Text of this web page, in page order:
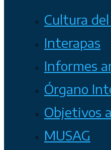
Cultura
Interapas
Informes
Órgano
Objetivos
MUSAG